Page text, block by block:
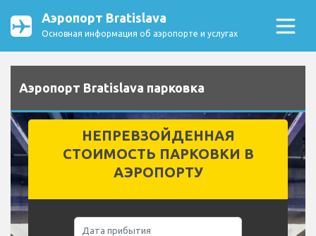
Аэропорт Bratislava
Основная информация об аэропорте и услугах
Аэропорт Bratislava парковка
НЕПРЕВЗОЙДЕННАЯ
СТОИМОСТЬ ПАРКОВКИ В
АЭРОПОРТУ